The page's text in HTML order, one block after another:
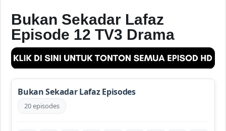
Bukan Sekadar Lafaz
Episode 12 TV3 Drama
Bukan Sekadar Lafaz Episodes
20 episodes